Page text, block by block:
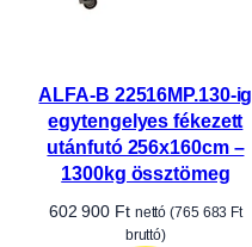
ALFA-B 22516MP.130-ig
egytengelyes fékezett
utánfutó 256x160cm –
1300kg össztömeg
602 900 Ft nettó (765 683 Ft
bruttó)